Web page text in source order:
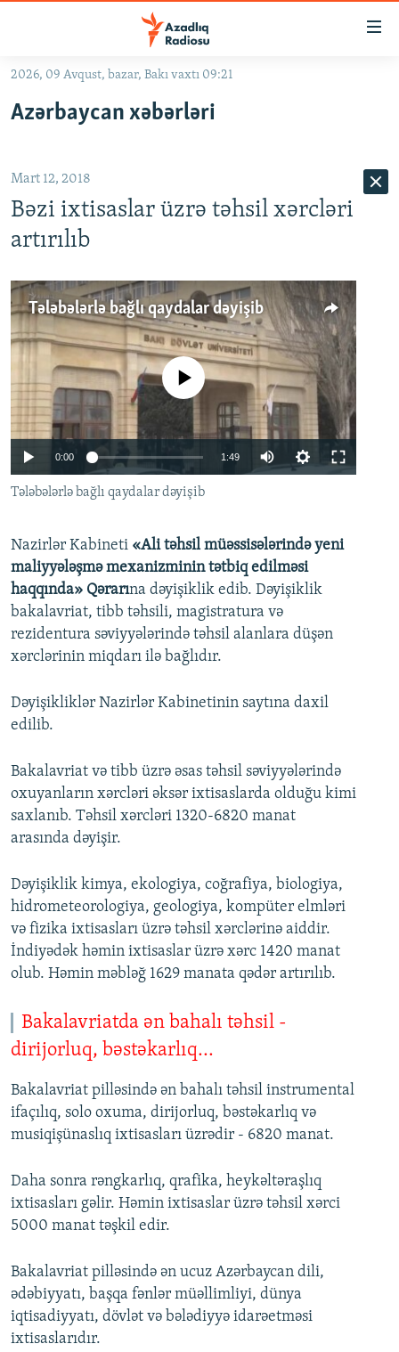
Əsas
qayıt
qayıt
Axtarışa
ARAŞDIRMA
MULTIMEDIA
VIDEO
FOTOQALEREYA
İNFOQRAFIKA
RADIO ARXIV
OXU ZALI
AZƏRBAYCAN ƏDƏBIYYATI KITABXANASI
İSLAM VƏ DEMOKRATIYA
HAQQIMIZDA
MISSIYAMIZ
PEŞƏ ETIKASI VƏ JURNALISTIKA STANDARTLARIMIZ
BIZIMLƏ ƏLAQƏ
XƏBƏR BÜLLETENLƏRIMIZ
BIZI IZLƏ
2026, 09 Avqust, bazar, Bakı vaxtı 09:21
Azərbaycan xəbərləri
Mart 12, 2018
Bəzi ixtisaslar üzrə təhsil xərcləri
artırılıb
Tələbələrlə bağlı qaydalar dəyişib
No media source currently available
0:00 1:49
Tələbələrlə bağlı qaydalar dəyişib
Nazirlər Kabineti «Ali təhsil müəssisələrində yeni
maliyyələşmə mexanizminin tətbiq edilməsi
haqqında» Qərarına dəyişiklik edib. Dəyişiklik
bakalavriat, tibb təhsili, magistratura və
rezidentura səviyyələrində təhsil alanlara düşən
xərclərinin miqdarı ilə bağlıdır.
Dəyişikliklər Nazirlər Kabinetinin saytına daxil
edilib.
Bakalavriat və tibb üzrə əsas təhsil səviyyələrində
oxuyanların xərcləri əksər ixtisaslarda olduğu kimi
saxlanıb. Təhsil xərcləri 1320-6820 manat
arasında dəyişir.
Dəyişiklik kimya, ekologiya, coğrafiya, biologiya,
hidrometeorologiya, geologiya, kompüter elmləri
və fizika ixtisasları üzrə təhsil xərclərinə aiddir.
İndiyədək həmin ixtisaslar üzrə xərc 1420 manat
olub. Həmin məbləğ 1629 manata qədər artırılıb.
Bakalavriatda ən bahalı təhsil -
dirijorluq, bəstəkarlıq...
Bakalavriat pilləsində ən bahalı təhsil instrumental
ifaçılıq, solo oxuma, dirijorluq, bəstəkarlıq və
musiqişünaslıq ixtisasları üzrədir - 6820 manat.
Daha sonra rəngkarlıq, qrafika, heykəltəraşlıq
ixtisasları gəlir. Həmin ixtisaslar üzrə təhsil xərci
5000 manat təşkil edir.
Bakalavriat pilləsində ən ucuz Azərbaycan dili,
ədəbiyyatı, başqa fənlər müəllimliyi, dünya
iqtisadiyyatı, dövlət və bələdiyyə idarəetməsi
ixtisaslarıdır.